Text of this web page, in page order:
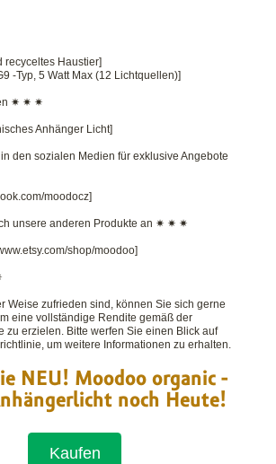
recyceltes Haustier]
-Typ, 5 Watt Max (12 Lichtquellen)]
✷ ✷ ✷
Anhänger Licht]
den sozialen Medien für exklusive Angebote
moodocz]
unsere anderen Produkte an ✷ ✷ ✷
shop/moodoo]
Weise zufrieden sind, können Sie sich gerne
eine vollständige Rendite gemäß der
zu erzielen. Bitte werfen Sie einen Blick auf
um weitere Informationen zu erhalten.
NEU! Moodoo organic -
noch Heute!
Kaufen